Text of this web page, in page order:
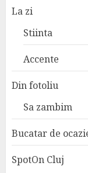
La zi
Stiinta
Accente
Din fotoliu
Sa zambim
Bucatar de
SpotOn Cluj